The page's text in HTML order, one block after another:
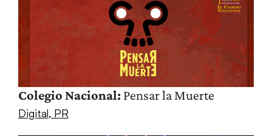
Colegio Nacional:Pensar la Muerte
Digital, PR